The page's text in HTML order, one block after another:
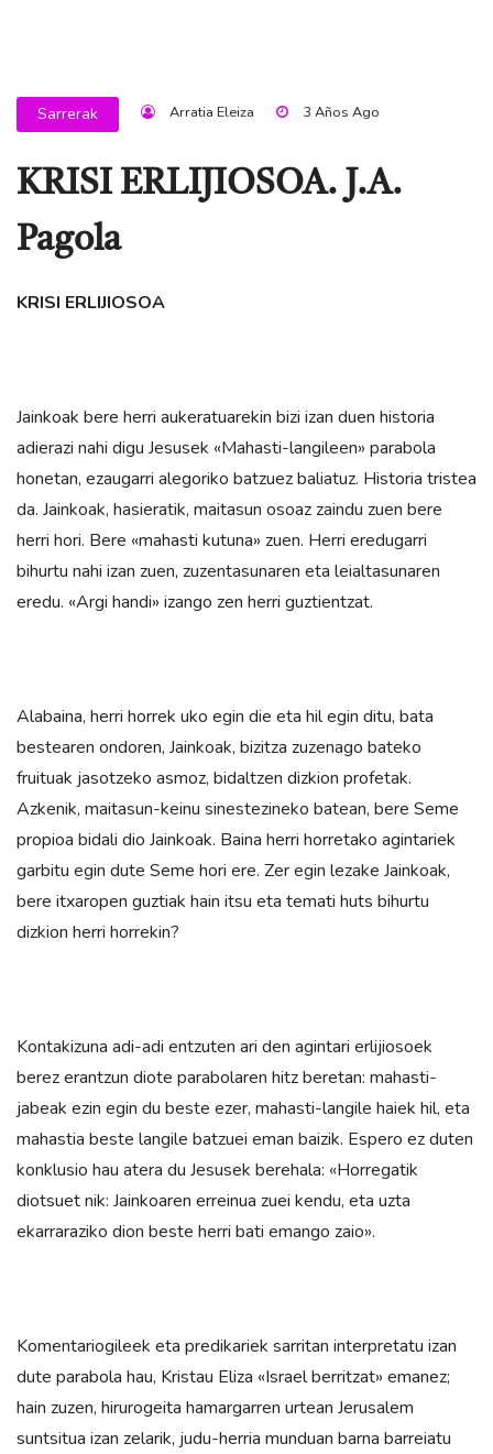
Sarrerak Arratia Eleiza 3 Años Ago
KRISI ERLIJIOSOA. J.A.
Pagola
KRISI ERLIJIOSOA
Jainkoak bere herri aukeratuarekin bizi izan duen historia
adierazi nahi digu Jesusek «Mahasti-langileen» parabola
honetan, ezaugarri alegoriko batzuez baliatuz. Historia tristea
da. Jainkoak, hasieratik, maitasun osoaz zaindu zuen bere
herri hori. Bere «mahasti kutuna» zuen. Herri eredugarri
bihurtu nahi izan zuen, zuzentasunaren eta leialtasunaren
eredu. «Argi handi» izango zen herri guztientzat.
Alabaina, herri horrek uko egin die eta hil egin ditu, bata
bestearen ondoren, Jainkoak, bizitza zuzenago bateko
fruituak jasotzeko asmoz, bidaltzen dizkion profetak.
Azkenik, maitasun-keinu sinestezineko batean, bere Seme
propioa bidali dio Jainkoak. Baina herri horretako agintariek
garbitu egin dute Seme hori ere. Zer egin lezake Jainkoak,
bere itxaropen guztiak hain itsu eta temati huts bihurtu
dizkion herri horrekin?
Kontakizuna adi-adi entzuten ari den agintari erlijiosoek
berez erantzun diote parabolaren hitz beretan: mahasti-
jabeak ezin egin du beste ezer, mahasti-langile haiek hil, eta
mahastia beste langile batzuei eman baizik. Espero ez duten
konklusio hau atera du Jesusek berehala: «Horregatik
diotsuet nik: Jainkoaren erreinua zuei kendu, eta uzta
ekarraraziko dion beste herri bati emango zaio».
Komentariogileek eta predikariek sarritan interpretatu izan
dute parabola hau, Kristau Eliza «Israel berritzat» emanez;
hain zuzen, hirurogeita hamargarren urtean Jerusalem
suntsitua izan zelarik, judu-herria munduan barna barreiatu